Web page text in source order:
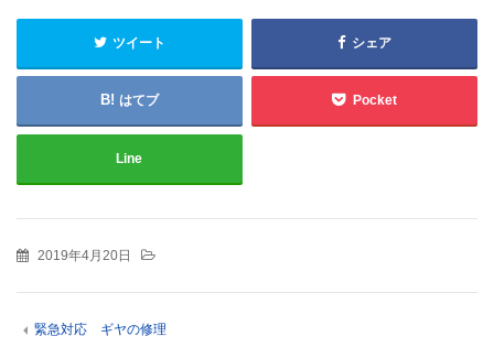
ツイート シェア
はてブ Pocket
Line
2019年4月20日
緊急対応 ギヤの修理